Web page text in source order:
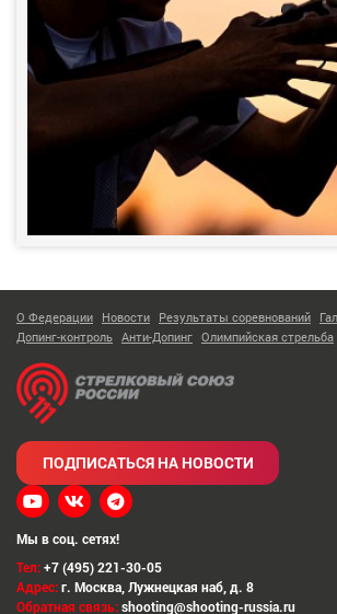
О Федерации Новости Результаты соревнований
Допинг-контроль Анти-Допинг Олимпийская стрельба
Тел:+7 (495) 221-30-05
Адрес:г. Москва Лужнецкая наб, д. 8
Обратная связь:shooting@shooting-russia.ru
ПОДПИСАТЬСЯ НА НОВОСТИ
Мы в соц. сетях!